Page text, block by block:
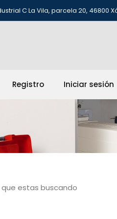
C La Vila, parcela 20, 46800
Registro Iniciar sesión
estas buscando